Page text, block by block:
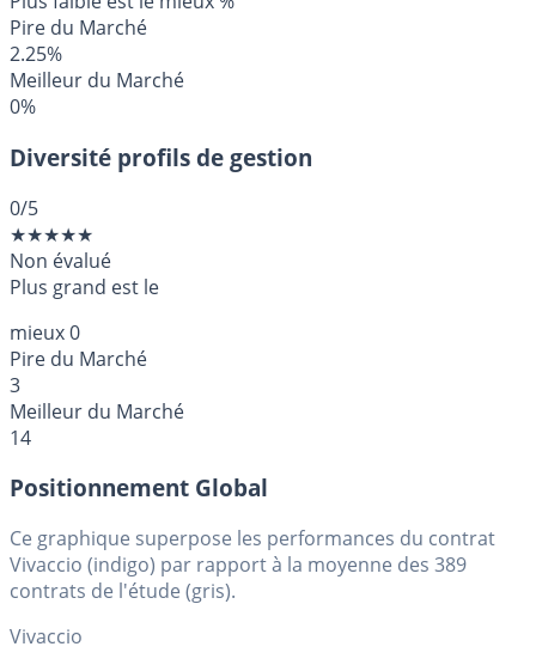
Pire du Marché
2.25%
Meilleur du Marché
0%
Diversité profils de gestion
0/5
★★★★★
Non évalué
Plus grand est le
mieux0
Pire du Marché
3
Meilleur du Marché
14
Positionnement Global
Ce graphique superpose les performances du contrat
Vivaccio (indigo) par rapport à la moyenne des 389
contrats de l'étude (gris).
Vivaccio